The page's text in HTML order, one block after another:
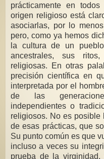
prácticamente en
origen religioso está
asociarlas, por lo
pero, como ya hemos
la cultura de un
ancestrales, sus
religiosas. En otras
precisión científica en
interpretada por el
de las
independientes o
religiosos. No es posible
de esas prácticas, que
Su punto común es que
incluso a veces su
prueba de la